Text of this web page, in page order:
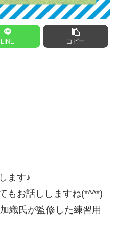
LINE コピー
ます♪
もお話ししますね(*^^*)
織氏が監修した練習用